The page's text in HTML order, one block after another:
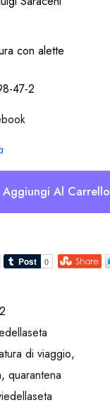
con alette
47-2
Aggiungi Al Carrello
di viaggio,
, quarantena